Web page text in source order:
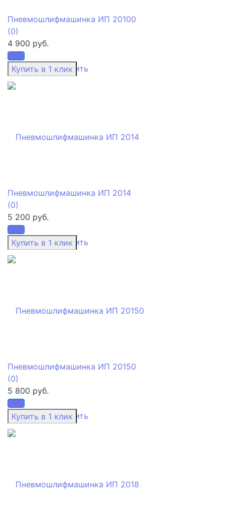
избранное сравнить
Пневмошлифмашинка ИП 20100
(0)
4 900 руб.
избранное сравнить
Пневмошлифмашинка ИП 2014
(0)
5 200 руб.
избранное сравнить
Пневмошлифмашинка ИП 20150
(0)
5 800 руб.